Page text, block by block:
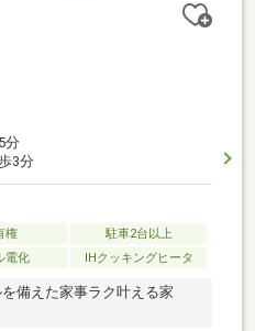
分
3分
権
駐車2台以上
電化 IHクッキングヒータ
備えた家事ラク叶える家